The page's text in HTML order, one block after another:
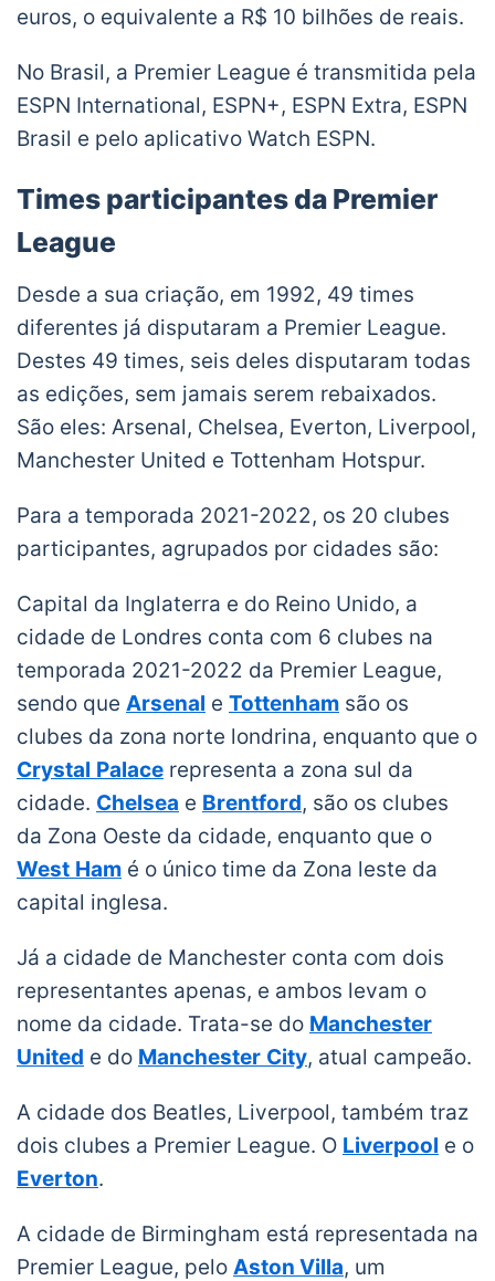
euros, o equivalente a R$ 10 bilhões de reais.
No Brasil, a Premier League é transmitida pela
ESPN International, ESPN+, ESPN Extra, ESPN
Brasil e pelo aplicativo Watch ESPN.
Times participantes da Premier
League
Desde a sua criação, em 1992, 49 times
diferentes já disputaram a Premier League.
Destes 49 times, seis deles disputaram todas
as edições, sem jamais serem rebaixados.
São eles: Arsenal, Chelsea, Everton, Liverpool,
Manchester United e Tottenham Hotspur.
Para a temporada 2021-2022, os 20 clubes
participantes, agrupados por cidades são:
Capital da Inglaterra e do Reino Unido, a
cidade de Londres conta com 6 clubes na
temporada 2021-2022 da Premier League,
sendo que Arsenal e Tottenham são os
clubes da zona norte londrina, enquanto que o
Crystal Palace representa a zona sul da
cidade. Chelsea e Brentford, são os clubes
da Zona Oeste da cidade, enquanto que o
West Ham é o único time da Zona leste da
capital inglesa.
Já a cidade de Manchester conta com dois
representantes apenas, e ambos levam o
nome da cidade. Trata-se do Manchester
United e do Manchester City, atual campeão.
A cidade dos Beatles, Liverpool, também traz
dois clubes a Premier League. O Liverpool e o
Everton.
A cidade de Birmingham está representada na
Premier League, pelo Aston Villa, um